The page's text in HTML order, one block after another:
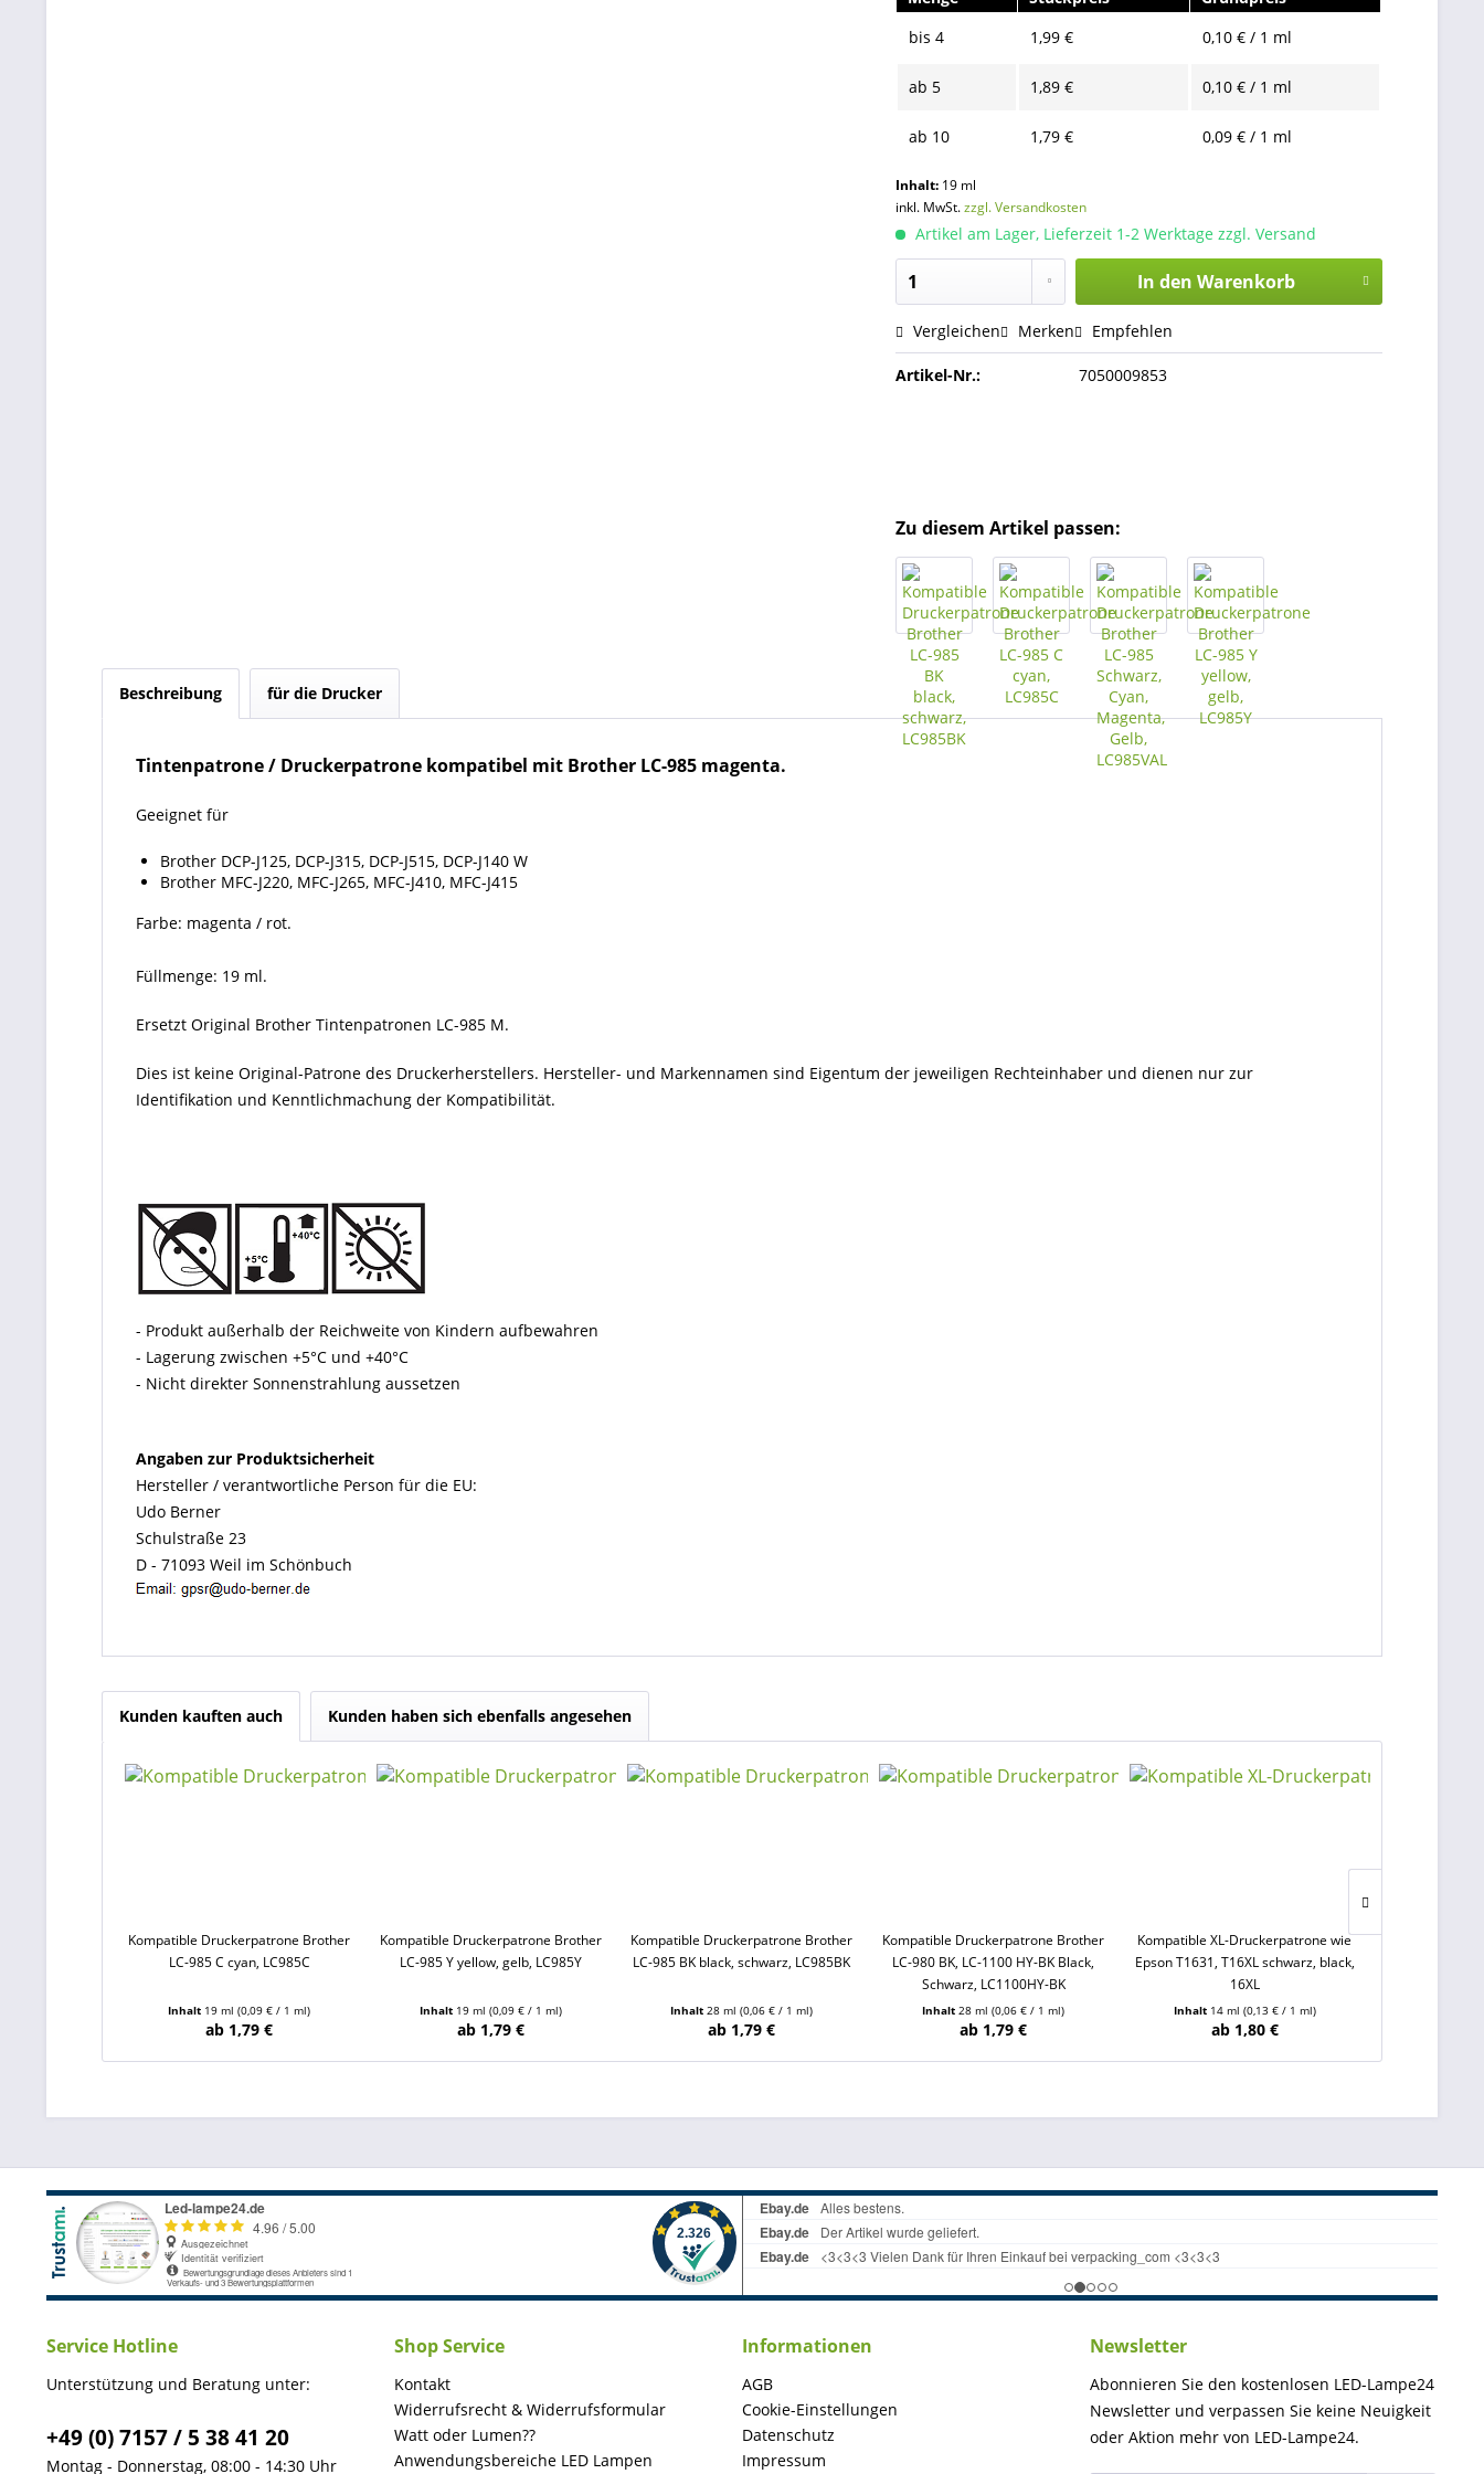
bis4 1,99 € 0,10 € / 1 ml
ab 5 1,89 € 0,10 € / 1 ml
ab 10 1,79 € 0,09 € / 1 ml
Inhalt: 19 ml
inkl. MwSt.zzgl. Versandkosten
Artikel am Lager, Lieferzeit 1-2 Werktage zzgl. Versand
In den Warenkorb
Vergleichen Merken Empfehlen
Artikel-Nr.: 7050009853
Zu diesem Artikel passen:
Beschreibung für die Drucker
Tintenpatrone / Druckerpatrone kompatibel mit Brother LC-985 magenta.
Geeignet für
Brother DCP-J125, DCP-J315, DCP-J515, DCP-J140 W
Brother MFC-J220, MFC-J265, MFC-J410, MFC-J415
Farbe: magenta / rot.
Füllmenge: 19 ml.
Ersetzt Original Brother Tintenpatronen LC-985 M.
Dies ist keine Original-Patrone des Druckerherstellers. Hersteller- und Markennamen sind Eigentum der jeweiligen Rechteinhaber und dienen nur zur
Identifikation und Kenntlichmachung der Kompatibilität.
- Produkt außerhalb der Reichweite von Kindern aufbewahren
- Lagerung zwischen +5°C und +40°C
- Nicht direkter Sonnenstrahlung aussetzen
Angaben zur Produktsicherheit
Hersteller / verantwortliche Person für die EU:
Udo Berner
Schulstraße 23
D - 71093 Weil im Schönbuch
Kunden kauften auch Kunden haben sich ebenfalls angesehen
Kompatible Druckerpatrone Brother
LC-985 C cyan, LC985C
Inhalt 19 ml(0,09 € / 1 ml)
ab 1,79 €
Kompatible Druckerpatrone Brother
LC-985 Y yellow, gelb, LC985Y
Inhalt 19 ml (0,09 € / 1 ml)
ab 1,79 €
Kompatible Druckerpatrone Brother
LC-985 BK black, schwarz, LC985BK
Inhalt28 ml(0,06 € / 1 ml)
ab 1,79 €
Kompatible Druckerpatrone Brother
LC-980 BK, LC-1100 HY-BK Black,
Schwarz, LC1100HY-BK
Inhalt28 ml(0,06 € / 1 ml)
ab 1,79 €
Kompatible XL-Druckerpatrone wie
Epson T1631, T16XL schwarz, black,
16XL
Inhalt 14 ml (0,13 € / 1 ml)
ab 1,80 €
Service Hotline
Unterstützung und Beratung unter:
+49 (0) 7157 / 5 38 41 20
Montag - Donnerstag, 08:00 - 14:30 Uhr
Shop Service
Kontakt
Widerrufsrecht & Widerrufsformular
Watt oder Lumen??
Anwendungsbereiche LED Lampen
Informationen
AGB
Cookie-Einstellungen
Datenschutz
Impressum
Newsletter
Abonnieren Sie den kostenlosen LED-Lampe24
Newsletter und verpassen Sie keine Neuigkeit
oder Aktion mehr von LED-Lampe24.